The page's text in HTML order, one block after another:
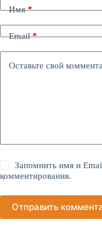
Имя*
Email*
Оставьте свой
Запомнить имя и
комментирования.
Отправить